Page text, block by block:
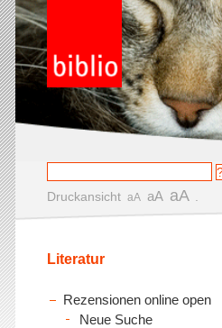
Druckansicht aA aA aA
Literatur
Rezensionen online open
Neue Suche